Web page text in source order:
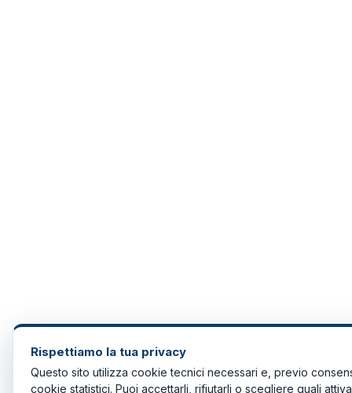
Rispettiamo la tua privacy
Questo sito utilizza cookie tecnici necessari e, previo
cookie statistici. Puoi accettarli, rifiutarli o scegliere quali